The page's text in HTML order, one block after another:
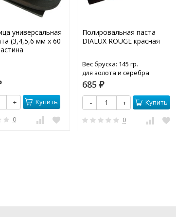
универсальная
(3,4,5,6 мм х 60
+ Купить
0
Полировальная паста
DIALUX ROUGE красная
Вес бруска: 145 гр.
для золота и серебра
685 ₽
- + Купить
0